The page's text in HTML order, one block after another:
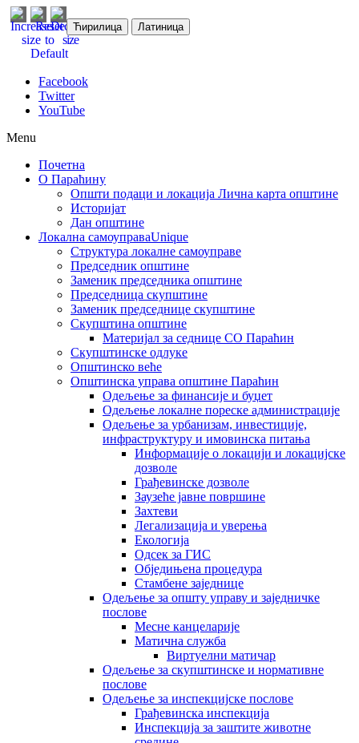
Ћирилица Латиница
Facebook
Twitter
YouTube
Menu
Почетна
О Параћину
Општи подаци и локација Лична карта општине
Историјат
Дан општине
Локална самоуправаUnique
Структура локалне самоуправе
Председник општине
Заменик председника општине
Председница скупштине
Заменик председнице скупштине
Скупштина општине
Материјал за седнице СО Параћин
Скупштинске одлуке
Општинско веће
Општинска управа општине Параћин
Одељење за финансије и буџет
Одељење локалне пореске администрације
Одељење за урбанизам, инвестиције,
инфраструктуру и имовинска питања
Информације о локацији и локацијске
дозволе
Грађевинске дозволе
Заузеће јавне површине
Захтеви
Легализација и уверења
Екологија
Одсек за ГИС
Обједињена процедура
Стамбене заједнице
Oдељење за општу управу и заједничке
послове
Месне канцеларије
Матична служба
Виртуелни матичар
Одељење за скупштинске и нормативне
послове
Одељење за инспекцијске послове
Грађевинска инспекција
Инспекција за заштите животне